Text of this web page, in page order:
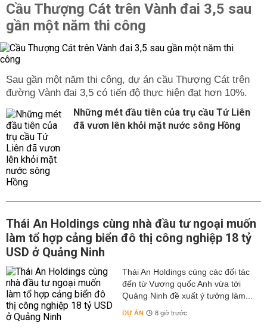
Cầu Thượng Cát trên Vành đai 3,5 sau
gần một năm thi công
Sau gần một năm thi công, dự án cầu Thượng Cát trên
đường Vành đai 3,5 có tiến độ thực hiện đạt hơn 10%.
Những mét đầu tiên của trụ cầu Tứ Liên
đã vươn lên khỏi mặt nước sông Hồng
Thái An Holdings cùng nhà đầu tư ngoại muốn
làm tổ hợp cảng biển đô thị công nghiệp 18 tỷ
USD ở Quảng Ninh
Thái An Holdings cùng các đối tác
đến từ Vương quốc Anh vừa tới
Quảng Ninh đề xuất ý tưởng làm...
DỰ ÁN 8 giờ trước